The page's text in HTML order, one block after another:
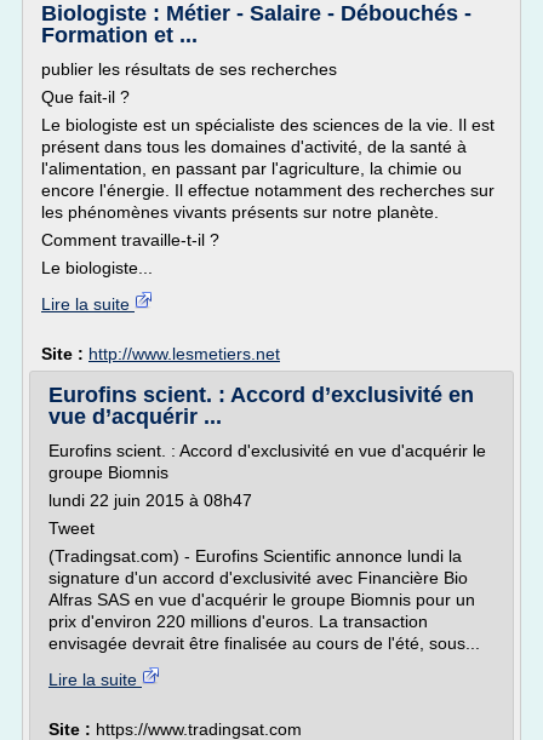
Biologiste : Métier - Salaire - Débouchés -
Formation et ...
publier les résultats de ses recherches
Que fait-il ?
Le biologiste est un spécialiste des sciences de la vie. Il est
présent dans tous les domaines d'activité, de la santé à
l'alimentation, en passant par l'agriculture, la chimie ou
encore l'énergie. Il effectue notamment des recherches sur
les phénomènes vivants présents sur notre planète.
Comment travaille-t-il ?
Le biologiste...
Lire la suite
Site : http://www.lesmetiers.net
Eurofins scient. : Accord d’exclusivité en
vue d’acquérir ...
Eurofins scient. : Accord d'exclusivité en vue d'acquérir le
groupe Biomnis
lundi 22 juin 2015 à 08h47
Tweet
(Tradingsat.com) - Eurofins Scientific annonce lundi la
signature d'un accord d'exclusivité avec Financière Bio
Alfras SAS en vue d'acquérir le groupe Biomnis pour un
prix d'environ 220 millions d'euros. La transaction
envisagée devrait être finalisée au cours de l'été, sous...
Lire la suite
Site : https://www.tradingsat.com